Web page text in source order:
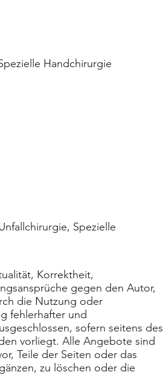
Handchirurgie
Spezielle
Korrektheit,
gegen den Autor,
die Nutzung oder
fehlerhafter und
sofern seitens des
vorliegt. Alle Angebote sind
Teile der Seiten oder das
zu löschen oder die